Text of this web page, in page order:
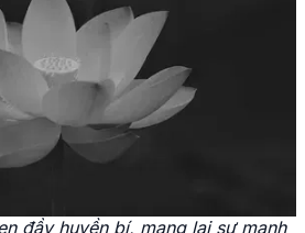
đầy huyền bí, mang lại sự mạnh